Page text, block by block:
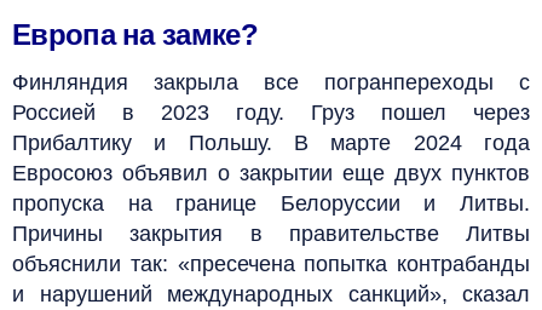
Европа на замке?
Финляндия закрыла все погранпереходы с
Россией в 2023 году. Груз пошел через
Прибалтику и Польшу. В марте 2024 года
Евросоюз объявил о закрытии еще двух пунктов
пропуска на границе Белоруссии и Литвы.
Причины закрытия в правительстве Литвы
объяснили так: «пресечена попытка контрабанды
и нарушений международных санкций», сказал